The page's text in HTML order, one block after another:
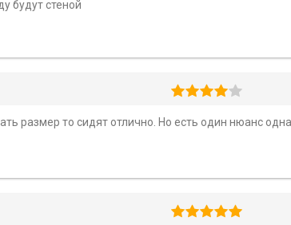
будут стеной
размер то сидят отлично. Но есть один нюанс